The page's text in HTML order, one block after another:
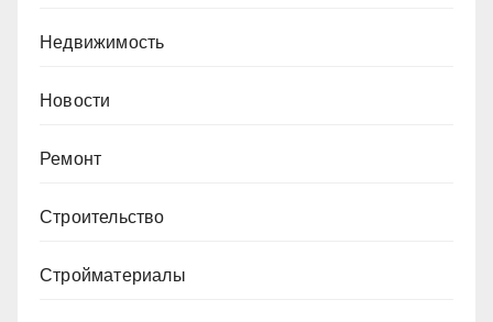
Недвижимость
Новости
Ремонт
Строительство
Стройматериалы